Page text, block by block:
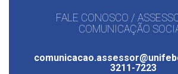
FALE CONOSCO /
COMUNICAÇÃO
3211-7223